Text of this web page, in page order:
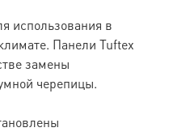
использования в
Панели Tuftex
замены
черепицы.